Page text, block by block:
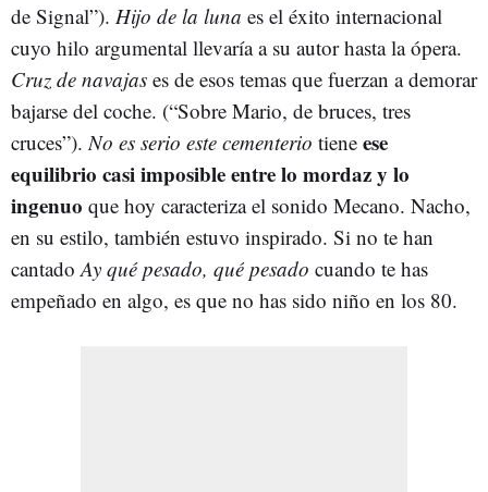
de Signal”). Hijo de la luna es el éxito internacional
cuyo hilo argumental llevaría a su autor hasta la ópera.
Cruz de navajas es de esos temas que fuerzan a demorar
bajarse del coche. (“Sobre Mario, de bruces, tres
cruces”). No es serio este cementerio tiene ese
equilibrio casi imposible entre lo mordaz y lo
ingenuo que hoy caracteriza el sonido Mecano. Nacho,
en su estilo, también estuvo inspirado. Si no te han
cantado Ay qué pesado, qué pesado cuando te has
empeñado en algo, es que no has sido niño en los 80.